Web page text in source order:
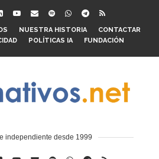
NUESTRA HISTORIA
CONTACTAR
POLÍTICAS IA FUNDACIÓN
independiente desde 1999